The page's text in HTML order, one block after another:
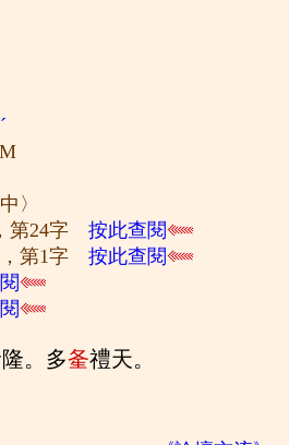
〉
第24字按此查閱
，第1字按此查閱
。多㚅禮天。